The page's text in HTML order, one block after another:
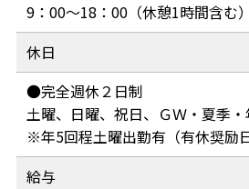
9：00～18：00（休憩1時間含む）
休日
●完全週休２日制
土曜、日曜、祝日、ＧＷ・夏季
※年5回程土曜出勤有（有休奨励日
給与